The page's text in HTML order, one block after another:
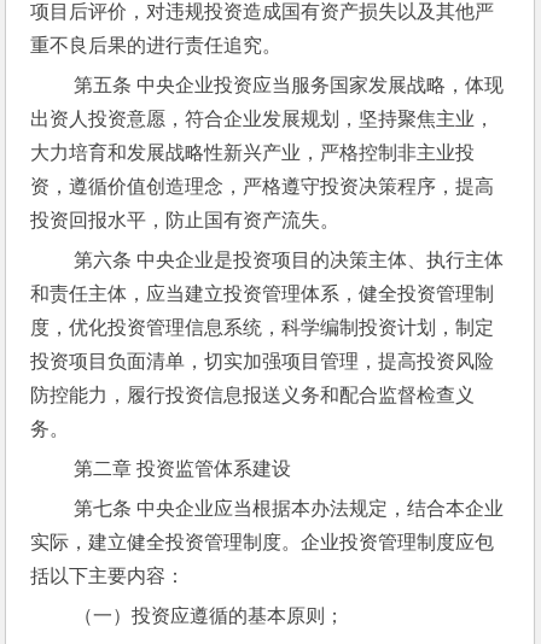
项目后评价，对违规投资造成国有资产损失以及其他严
重不良后果的进行责任追究。
第五条 中央企业投资应当服务国家发展战略，体现
出资人投资意愿，符合企业发展规划，坚持聚焦主业，
大力培育和发展战略性新兴产业，严格控制非主业投
资，遵循价值创造理念，严格遵守投资决策程序，提高
投资回报水平，防止国有资产流失。
第六条 中央企业是投资项目的决策主体、执行主体
和责任主体，应当建立投资管理体系，健全投资管理制
度，优化投资管理信息系统，科学编制投资计划，制定
投资项目负面清单，切实加强项目管理，提高投资风险
防控能力，履行投资信息报送义务和配合监督检查义
务。
第二章 投资监管体系建设
第七条 中央企业应当根据本办法规定，结合本企业
实际，建立健全投资管理制度。企业投资管理制度应包
括以下主要内容：
（一）投资应遵循的基本原则；